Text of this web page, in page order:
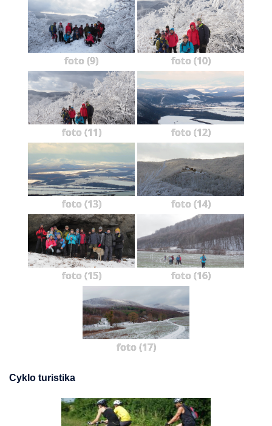
foto (9) foto (10)
foto (11) foto (12)
foto (13) foto (14)
foto (15) foto (16)
foto (17)
Cyklo turistika